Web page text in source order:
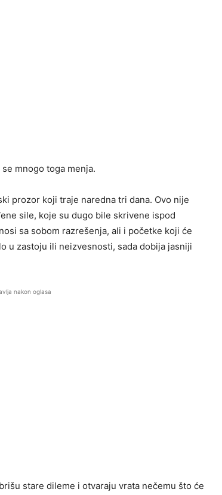
mnogo toga menja.
prozor koji traje naredna tri dana. Ovo nije
sile, koje su dugo bile skrivene ispod
sa sobom razrešenja, ali i početke koji će
u zastoju ili neizvesnosti, sada dobija jasniji
nakon oglasa
stare dileme i otvaraju vrata nečemu što će